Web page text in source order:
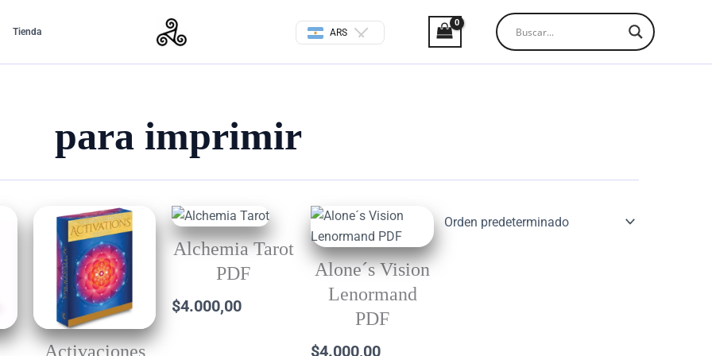
Tienda ARS
para imprimir
Activaciones
Alchemia Tarot
PDF
$4.000,00
Alone´s Vision
Lenormand
PDF
$4.000,00